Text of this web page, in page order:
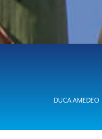
DUCA AMEDEO